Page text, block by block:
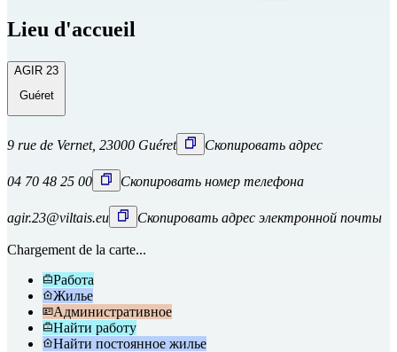
Lieu d'accueil
AGIR 23
Guéret
9 rue de Vernet, 23000 Guéret Скопировать адрес
04 70 48 25 00 Скопировать номер телефона
agir.23@viltais.eu Скопировать адрес электронной почты
Chargement de la carte...
Работа
Жилье
Административное
Найти работу
Найти постоянное жилье